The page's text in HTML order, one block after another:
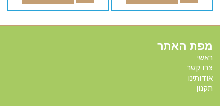
מפת האתר
ראשי
צרו קשר
אודותינו
תקנון